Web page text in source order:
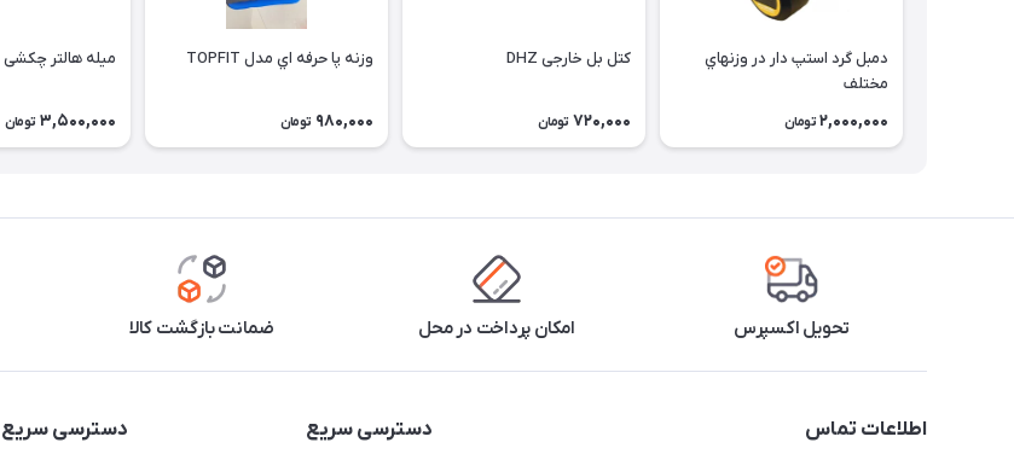
دمبل گرد استپ دار در وزنهاي
مختلف
2,000,000 تومان
کتل بل خارجی DHZ
720,000 تومان
وزنه پا حرفه اي مدل TOPFIT
980,000 تومان
میله هالتر چکشی
3,500,000 تومان
تحویل اکسپرس امکان پرداخت در محل ضمانت بازگشت کالا
اطلاعات تماس دسترسی سریع دسترسی سریع